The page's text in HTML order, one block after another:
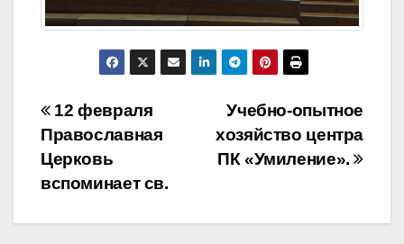
Навигация
по
записям
Учебно-опытное
хозяйство центра
ПК «Умиление».
12 февраля
Православная
Церковь
вспоминает св.